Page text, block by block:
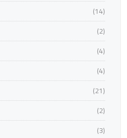
(14)
(2)
(4)
(4)
(21)
(2)
(3)